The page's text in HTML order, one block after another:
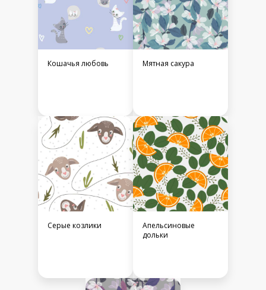
Кошачья любовь Мятная сакура
Серые козлики
Апельсиновые
дольки